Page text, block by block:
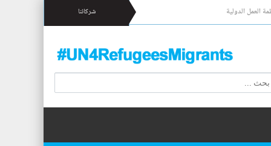
العمل الدولية شركائنا